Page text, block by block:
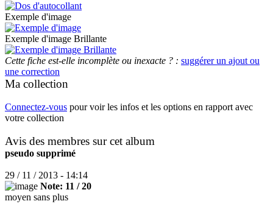
Exemple d'image
Exemple d'image Brillante
Cette fiche est-elle incomplète ou inexacte ? : suggérer un ajout ou
une correction
Ma collection
Connectez-vous pour voir les infos et les options en rapport avec
votre collection
Avis des membres sur cet album
pseudo supprimé
29 / 11 / 2013 - 14:14
Note: 11 / 20
moyen sans plus